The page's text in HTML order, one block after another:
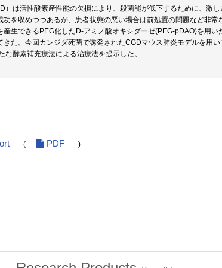
）は活性酸素産性能の欠損により、殺菌能が低下するために、激
功を収めつつあるが、患者状態の悪い場合は前処置の問題など非
産生できるPEG化したD-アミノ酸オキシダーゼ(PEG-pDAO)を用
きた。今回カンジダ死菌で誘発されたCGDマウス肺炎モデルを用
な酵素補充療法による治療法を提示した。
( PDF )